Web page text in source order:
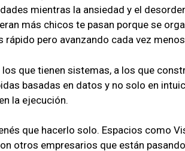
mientras la ansiedad y el
más chicos te pasan porque se
pero avanzando cada vez
que tienen sistemas, a los que
basadas en datos y no solo en
la ejecución.
que hacerlo solo. Espacios como
otros empresarios que están